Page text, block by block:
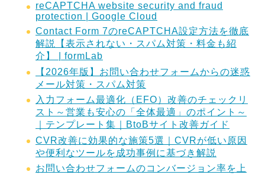
reCAPTCHA website security and fraud
protection | Google Cloud
Contact Form 7のreCAPTCHA設定方法を徹底
解説【表示されない・スパム対策・料金も紹
介】 | formLab
【2026年版】お問い合わせフォームからの迷惑
メール対策・スパム対策
入力フォーム最適化（EFO）改善のチェックリ
スト～営業も安心の「全体最適」のポイント～
｜テンプレート集｜BtoBサイト改善ガイド
CVR改善に効果的な施策5選｜CVRが低い原因
や便利なツールを成功事例に基づき解説
お問い合わせフォームのコンバージョン率を上